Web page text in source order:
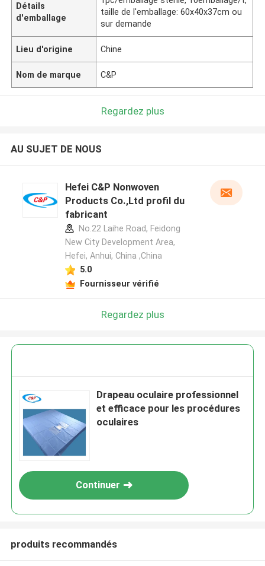
Détails
d'emballage
taille de l'emballage: 60x40x37cm ou
sur demande
Lieu d'origine Chine
Nom de marque C&P
Regardez plus
AU SUJET DE NOUS
Hefei C&P Nonwoven
Products Co.,Ltd profil du
fabricant
No.22 Laihe Road, Feidong
New City Development Area,
Hefei, Anhui, China ,China
5.0
Fournisseur vérifié
Regardez plus
Drapeau oculaire professionnel
et efficace pour les procédures
oculaires
Continuer
produits recommandés